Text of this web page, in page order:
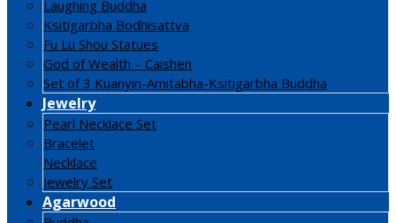
Laughing Buddha
Ksitigarbha Bodhisattva
Fu Lu Shou Statues
God of Wealth – Caishen
Set of 3 Kuanyin-Amitabha-Ksitigarbha Buddha
Jewelry
Pearl Necklace Set
Bracelet
Necklace
Jewelry Set
Agarwood